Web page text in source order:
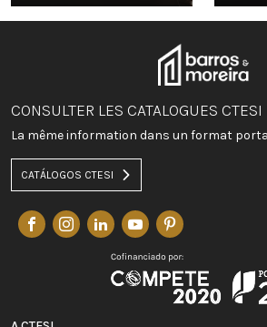
CONSULTER LES CATALOGUES
La même information dans un format
CATÁLOGOS CTESI